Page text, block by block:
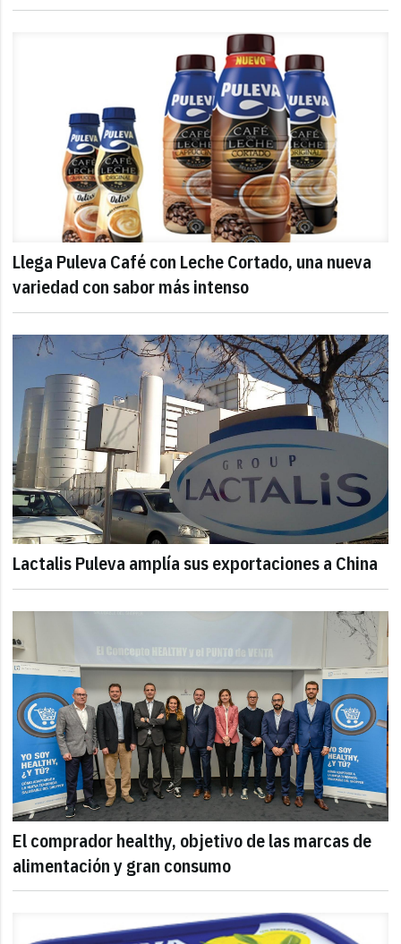
Llega Puleva Café con Leche Cortado, una nueva
variedad con sabor más intenso
Lactalis Puleva amplía sus exportaciones a China
El comprador healthy, objetivo de las marcas de
alimentación y gran consumo